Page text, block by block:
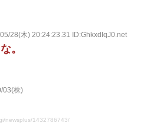
28(木) 20:24:23.31 ID:GhkxdIqJ0.net
。
03(株)
newsplus/1432786743/